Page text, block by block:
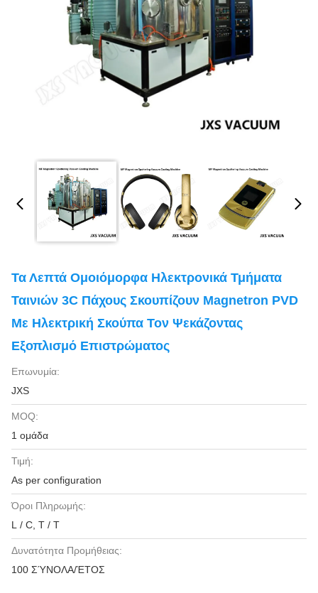
Τα Λεπτά Ομοιόμορφα Ηλεκτρονικά Τμήματα
Ταινιών 3C Πάχους Σκουπίζουν Magnetron PVD
Με Ηλεκτρική Σκούπα Τον Ψεκάζοντας
Εξοπλισμό Επιστρώματος
Επωνυμία:
JXS
MOQ:
1 ομάδα
Τιμή:
As per configuration
Όροι Πληρωμής:
L / C, T / T
Δυνατότητα Προμήθειας:
100 ΣΎΝΟΛΑ/ΈΤΟΣ